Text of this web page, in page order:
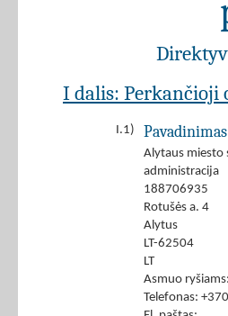
I dalis: Perkančioji
I.1)
Alytaus miesto
administracija
188706935
Rotušės a. 4
Alytus
LT-62504
LT
Asmuo
Telefonas: